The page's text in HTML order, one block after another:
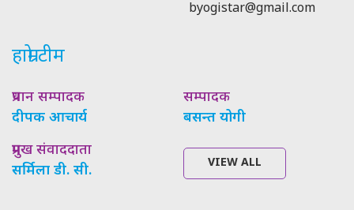
byogistar@gmail.com
हाम्रो टीम
प्रधान सम्पादक
दीपक आचार्य
सम्पादक
बसन्त योगी
प्रमुख संवाददाता
सर्मिला डी. सी.
VIEW ALL